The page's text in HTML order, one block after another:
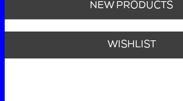
NEW PRODUCTS
WISHLIST